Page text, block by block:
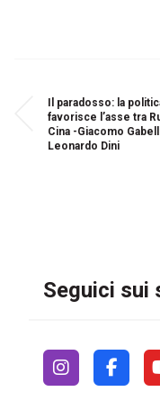
Il paradosso: la
favorisce l’asse tra
Cina -Giacomo
Leonardo Dini
Seguici sui